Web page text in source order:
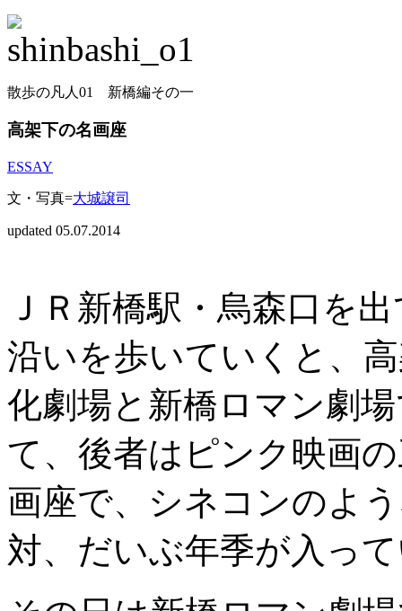
散歩の凡人01 新橋編その一
高架下の名画座
ESSAY
文・写真=大城譲司
updated 05.07.2014
ＪＲ新橋駅・烏森口を
沿いを歩いていくと、
化劇場と新橋ロマン劇
て、後者はピンク映画
画座で、シネコンのよ
対、だいぶ年季が入っ